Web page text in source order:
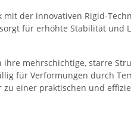
der innovativen Rigid-
für erhöhte Stabilität und
mehrschichtige, starre
für Verformungen durch
einer praktischen und